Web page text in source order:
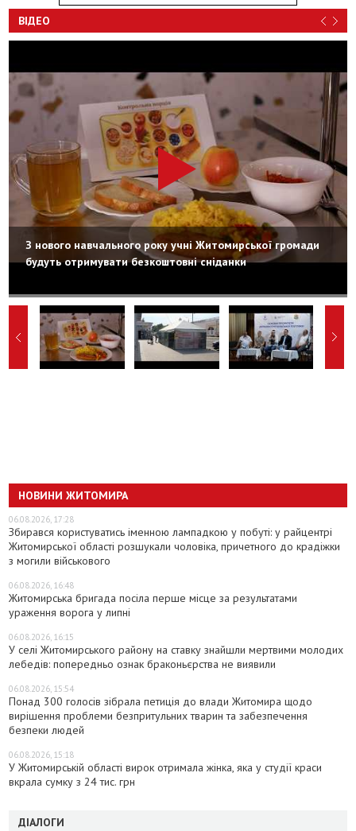
ВІДЕО
З нового навчального року учні Житомирської громади
будуть отримувати безкоштовні сніданки
НОВИНИ ЖИТОМИРА
06.08.2026, 17:28
Збирався користуватись іменною лампадкою у побуті: у райцентрі
Житомирської області розшукали чоловіка, причетного до крадіжки
з могили військового
06.08.2026, 16:48
Житомирська бригада посіла перше місце за результатами
ураження ворога у липні
06.08.2026, 16:15
У селі Житомирського району на ставку знайшли мертвими молодих
лебедів: попередньо ознак браконьєрства не виявили
06.08.2026, 15:54
Понад 300 голосів зібрала петиція до влади Житомира щодо
вирішення проблеми безпритульних тварин та забезпечення
безпеки людей
06.08.2026, 15:18
У Житомирській області вирок отримала жінка, яка у студії краси
вкрала сумку з 24 тис. грн
ДІАЛОГИ